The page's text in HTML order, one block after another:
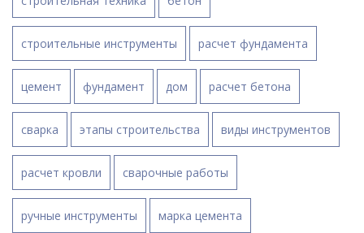
строительные инструменты расчет фундамента
цемент фундамент дом расчет бетона
сварка этапы строительства виды инструментов
расчет кровли сварочные работы
ручные инструменты марка цемента